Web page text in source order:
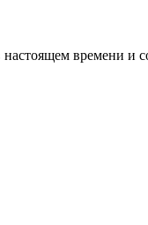
времени и